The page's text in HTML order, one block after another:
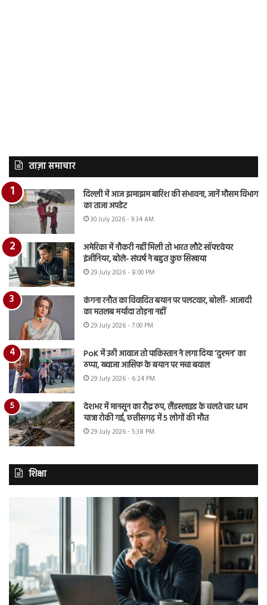
ताज़ा समाचार
दिल्ली में आज झमाझम बारिश की संभावना, जानें मौसम विभाग
का ताजा अपडेट
30 July 2026 - 9:34 AM
अमेरिका में नौकरी नहीं मिली तो भारत लौटे सॉफ्टवेयर
इंजीनियर, बोले- संघर्ष ने बहुत कुछ सिखाया
29 July 2026 - 8:00 PM
कंगना रनौत का विवादित बयान पर पलटवार, बोलीं- आजादी
का मतलब मर्यादा तोड़ना नहीं
29 July 2026 - 7:00 PM
PoK में उठी आवाज तो पाकिस्तान ने लगा दिया ‘दुश्मन’ का
ठप्पा, ख्वाजा आसिफ के बयान पर मचा बवाल
29 July 2026 - 6:24 PM
देशभर में मानसून का रौद्र रुप, लैंडस्लाइड के चलते चार धाम
यात्रा रोकी गई, छत्तीसगढ़ में 5 लोगों की मौत
29 July 2026 - 5:38 PM
शिक्षा